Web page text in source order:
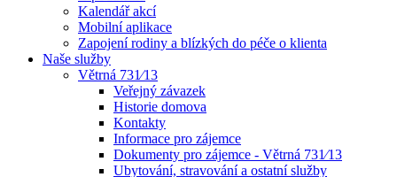
Kalendář akcí
Mobilní aplikace
Zapojení rodiny a blízkých do péče o klienta
Naše služby
Větrná 731⁄13
Veřejný závazek
Historie domova
Kontakty
Informace pro zájemce
Dokumenty pro zájemce - Větrná 731⁄13
Ubytování, stravování a ostatní služby